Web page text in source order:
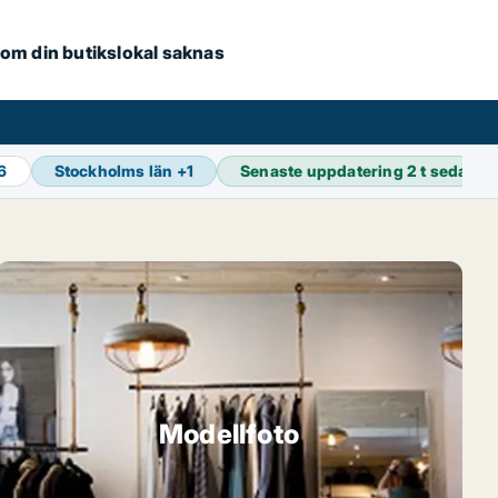
din butikslokal saknas
Stockholms län +1 Senaste uppdatering2 t sedan
Modellfoto